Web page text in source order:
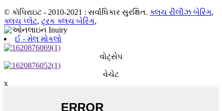
© કૉપિરાઇટ - 2010-2021 : સર્વાધિકાર સુરક્ષિત. ક્લચ રીલીઝ બેરિંગ,
ક્લચ પ્લેટ, ટ્રક ક્લચ બેરિંગ,
ઈ - મેલ મોકલો
વોટ્સેપ
વેચેટ
x